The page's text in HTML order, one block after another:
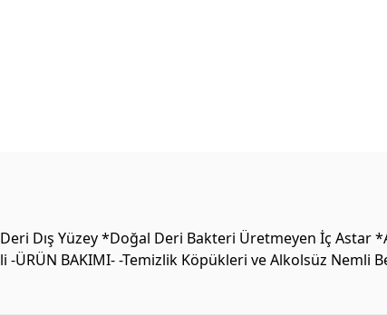
Dış Yüzey *Doğal Deri Bakteri Üretmeyen İç
BAKIMI- -Temizlik Köpükleri ve Alkolsüz Nemli